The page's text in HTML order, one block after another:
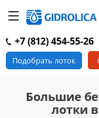
+7 (812) 454-55-26
Подобрать лоток
Большие
лотки